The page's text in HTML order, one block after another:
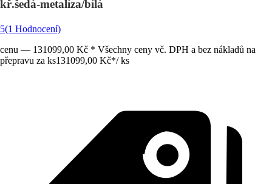
kř.šedá-metalíza/bílá
5(1 Hodnocení)
cenu — 131099,00 Kč * Všechny ceny vč. DPH a bez nákladů na
přepravu za ks131099,00 Kč*/ ks